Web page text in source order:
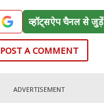
व्हॉट्सऐप चैनल से जुड़ें
POST A COMMENT
ADVERTISEMENT